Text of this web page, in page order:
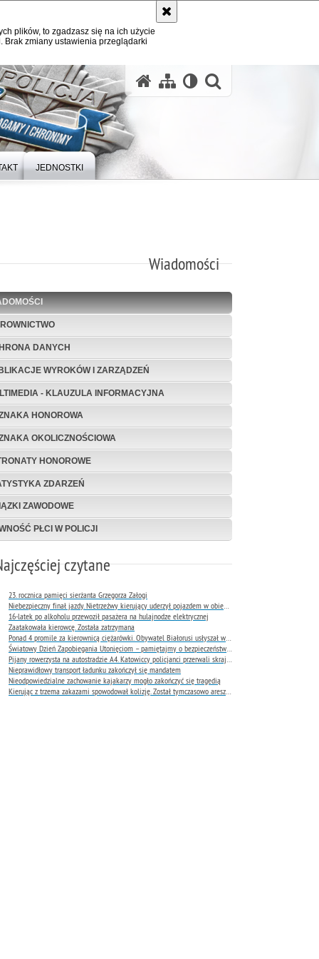
plików, to zgadzasz się na ich użycie
zmiany ustawienia przeglądarki
JEDNOSTKI
Wiadomości
DANYCH
WYROKÓW I ZARZĄDZEŃ
- KLAUZULA INFORMACYJNA
HONOROWA
OKOLICZNOŚCIOWA
HONOROWE
ZDARZEŃ
ZAWODOWE
PŁCI W POLICJI
czytane
23. rocznica pamięci sierżanta Grzegorza Załogi
16-latek po alkoholu przewoził pasażera na hulajnodze elektrycznej
Zaatakowała kierowcę. Została zatrzymana
Nieprawidłowy transport ładunku zakończył się mandatem
Nieodpowiedzialne zachowanie kajakarzy mogło zakończyć się tragedią